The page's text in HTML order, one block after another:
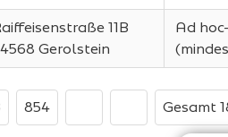
11B
Gerolstein
Ad
854 Gesamt